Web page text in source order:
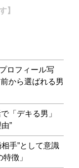
】
ロフィール写
から選ばれる男
「デキる男」
”
手”として意識
徴」